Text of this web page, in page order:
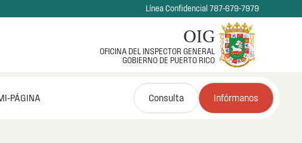
Línea Confidencial 787-679-7979
OIG
OFICINA DEL INSPECTOR GENERAL
GOBIERNO DE PUERTO RICO
Consulta Infórmanos